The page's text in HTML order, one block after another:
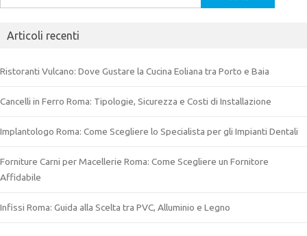
per:
Articoli recenti
Ristoranti Vulcano: Dove Gustare la Cucina Eoliana tra Porto e Baia
Cancelli in Ferro Roma: Tipologie, Sicurezza e Costi di Installazione
Implantologo Roma: Come Scegliere lo Specialista per gli Impianti Dentali
Forniture Carni per Macellerie Roma: Come Scegliere un Fornitore
Affidabile
Infissi Roma: Guida alla Scelta tra PVC, Alluminio e Legno